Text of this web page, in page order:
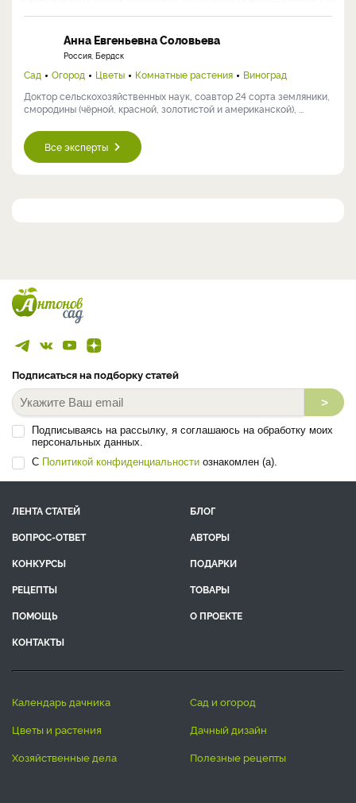
Анна Евгеньевна Соловьева
Россия, Бердск
Сад Огород Цветы Комнатные растения
Виноград
Доктор сельскохозяйственных наук, соавтор 24 сорта земляники,
смородины (чёрной, красной, золотистой и американской), ...
Все эксперты
Подписаться на подборку статей
>
Подписываясь на рассылку, я соглашаюсь на обработку моих
персональных данных.
С Политикой конфиденциальности ознакомлен (а).
ЛЕНТА СТАТЕЙ
БЛОГ
ВОПРОС-ОТВЕТ
АВТОРЫ
КОНКУРСЫ
ПОДАРКИ
РЕЦЕПТЫ
ТОВАРЫ
ПОМОЩЬ
О ПРОЕКТЕ
КОНТАКТЫ
календарь дачника
сад и огород
цветы и растения
дачный дизайн
хозяйственные дела
полезные рецепты